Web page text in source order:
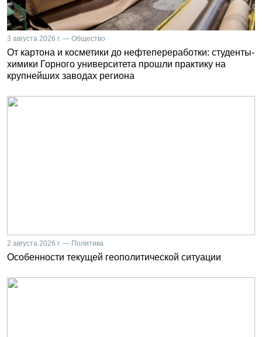
3 августа 2026 г. — Общество
От картона и косметики до нефтепереработки: студенты-
химики Горного университета прошли практику на
крупнейших заводах региона
2 августа 2026 г. — Политика
Особенности текущей геополитической ситуации